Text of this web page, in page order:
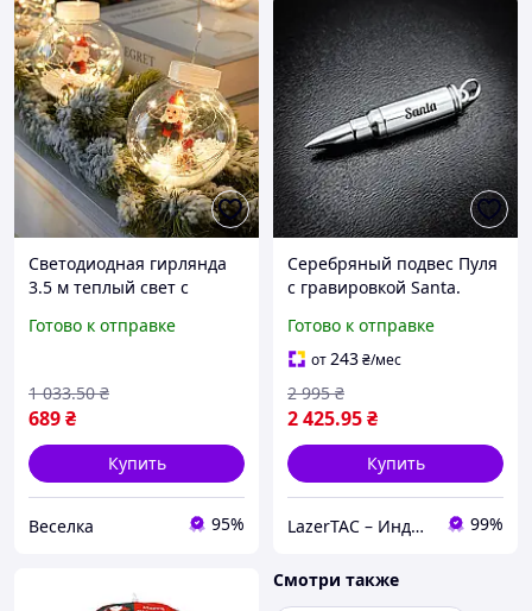
Светодиодная гирлянда
3.5 м теплый свет с
для новогоднего декора
помещений FLAME
Готово к отправке
689₴
1 033.50 ₴
Купить
Веселка 95%
Серебряный подвес Пуля
с гравировкой Santa.
арт. 52301
Готово к отправке
от243₴/мес
2 425.95₴
2 995 ₴
Купить
LazerTAC – Индивидуальные подарки | L-TAC™ 99%
Смотри также